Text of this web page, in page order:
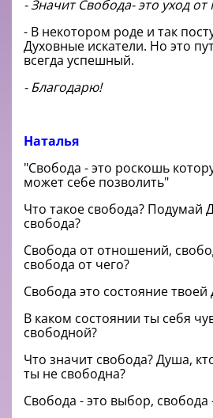
- Значит Свобода- это уход
- В некотором роде и так
Духовные искатели. Но это
всегда успешный.
- Благодарю!
Наталья
"Свобода - это роскошь
может себе позволить"
Что такое свобода? Подумай
свобода?
Свобода от отношений,
свобода от чего?
Свобода это состояние
В каком состоянии ты себя
свободной?
Что значит свобода? Душа,
ты не свободна?
Свобода - это выбор, свобода